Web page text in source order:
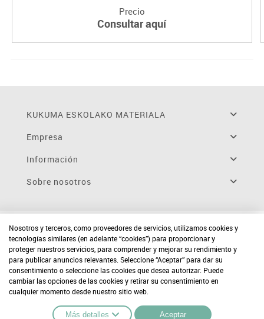
Precio
Consultar aquí
KUKUMA ESKOLAKO MATERIALA
Empresa
Información
Sobre nosotros
Nosotros y terceros, como proveedores de servicios, utilizamos cookies y
tecnologías similares (en adelante “cookies”) para proporcionar y
proteger nuestros servicios, para comprender y mejorar su rendimiento y
para publicar anuncios relevantes. Seleccione “Aceptar” para dar su
consentimiento o seleccione las cookies que desea autorizar. Puede
cambiar las opciones de las cookies y retirar su consentimiento en
cualquier momento desde nuestro sitio web.
Más detalles Aceptar